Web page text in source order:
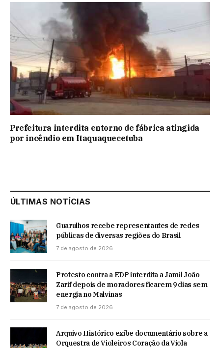
Prefeitura interdita entorno de fábrica atingida
por incêndio em Itaquaquecetuba
ÚLTIMAS NOTÍCIAS
Guarulhos recebe representantes de redes
públicas de diversas regiões do Brasil
7 de agosto de 2026
Protesto contra a EDP interdita a Jamil João
Zarif depois de moradores ficarem 9 dias sem
energia no Malvinas
7 de agosto de 2026
Arquivo Histórico exibe documentário sobre a
Orquestra de Violeiros Coração da Viola